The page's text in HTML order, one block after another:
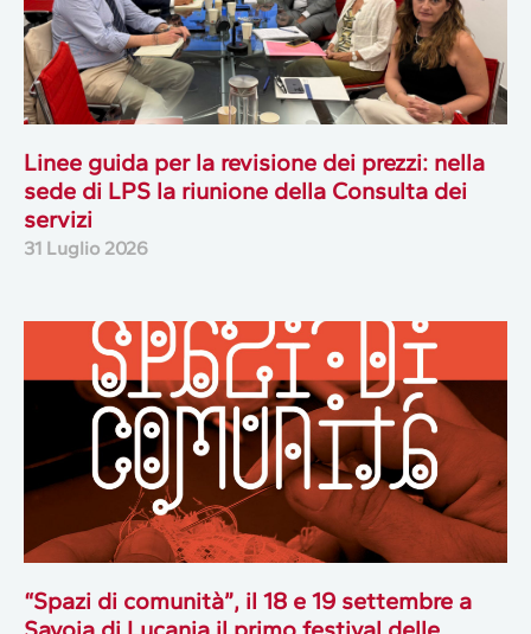
Linee guida per la revisione dei prezzi: nella
sede di LPS la riunione della Consulta dei
servizi
31 Luglio 2026
“Spazi di comunità”, il 18 e 19 settembre a